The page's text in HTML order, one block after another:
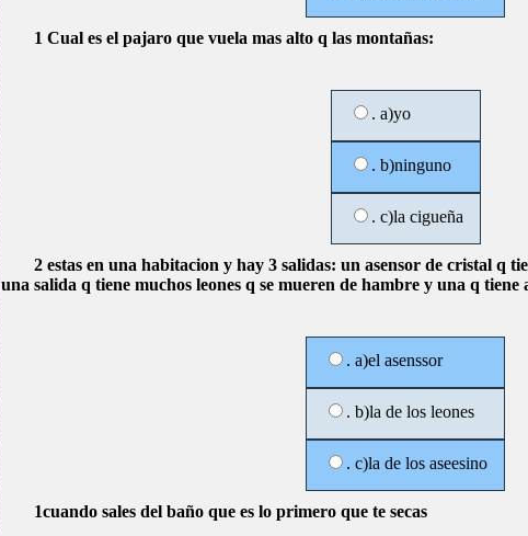
1 Cual es el pajaro que vuela mas alto q las montañas:
. a)yo
. b)ninguno
. c)la cigueña
2 estas en una habitacion y hay 3 salidas: un asensor de cristal q
una salida q tiene muchos leones q se mueren de hambre y una q tiene
. a)el asenssor
. b)la de los leones
. c)la de los aseesino
1cuando sales del baño que es lo primero que te secas